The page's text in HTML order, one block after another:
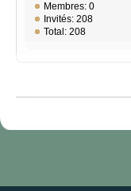
Membres: 0
Invités: 208
Total: 208